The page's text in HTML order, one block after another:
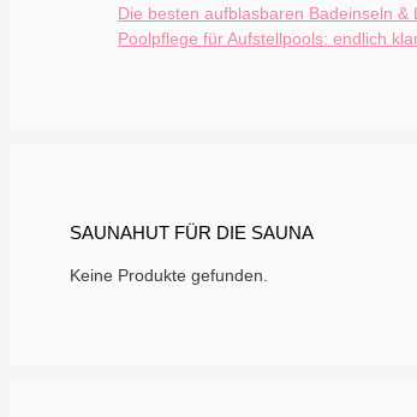
Die besten aufblasbaren Badeinseln &
Poolpflege für Aufstellpools: endlich
SAUNAHUT FÜR DIE SAUNA
Keine Produkte gefunden.